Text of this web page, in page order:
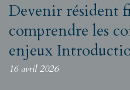
Devenir résident
comprendre les
enjeux
16 avril 2026